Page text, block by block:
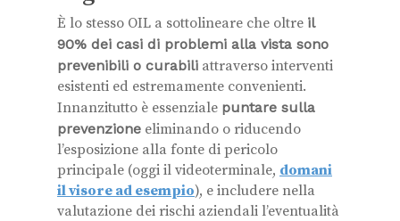
È lo stesso OIL a sottolineare che oltre il
90% dei casi di problemi alla vista sono
prevenibili o curabili attraverso interventi
esistenti ed estremamente convenienti.
Innanzitutto è essenziale puntare sulla
prevenzione eliminando o riducendo
l’esposizione alla fonte di pericolo
principale (oggi il videoterminale, domani
il visore ad esempio), e includere nella
valutazione dei rischi aziendali l’eventualità